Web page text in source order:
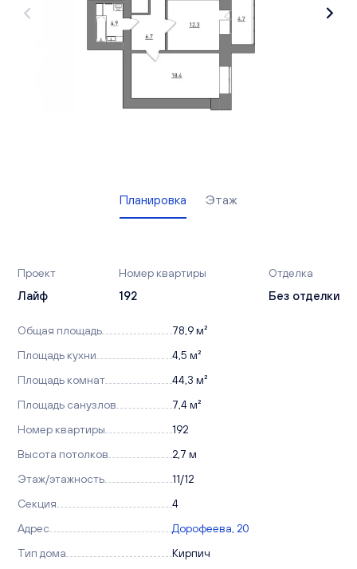
Вакансии
Офисы продаж
Планировка Этаж
Проект
Лайф
Номер квартиры
192
Отделка
Без отделки
Общая площадь
78,9 м²
Площадь кухни
4,5 м²
Площадь комнат
44,3 м²
Площадь санузлов
7,4 м²
Номер квартиры
192
Высота потолков
2,7 м
Этаж/этажность
11/12
Секция
4
Адрес
Дорофеева, 20
Тип дома
Кирпич